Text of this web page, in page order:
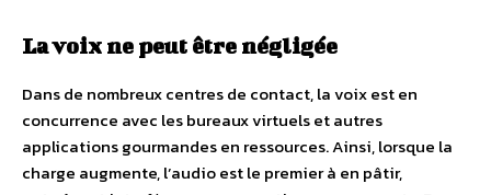
La voix ne peut être négligée
Dans de nombreux centres de contact, la voix est en
concurrence avec les bureaux virtuels et autres
applications gourmandes en ressources. Ainsi, lorsque la
charge augmente, l’audio est le premier à en pâtir,